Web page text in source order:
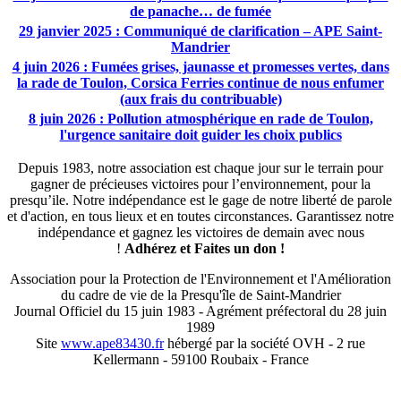
de panache… de fumée
29 janvier 2025 : Communiqué de clarification – APE Saint-
Mandrier
4 juin 2026 : Fumées grises, jaunasse et promesses vertes, dans
la rade de Toulon, Corsica Ferries continue de nous enfumer
(aux frais du contribuable)
8 juin 2026 : Pollution atmosphérique en rade de Toulon,
l'urgence sanitaire doit guider les choix publics
Depuis 1983, notre association est chaque jour sur le terrain pour
gagner de précieuses victoires pour l’environnement, pour la
presqu’ile. Notre indépendance est le gage de notre liberté de parole
et d'action, en tous lieux et en toutes circonstances. Garantissez notre
indépendance et gagnez les victoires de demain avec nous
! Adhérez et Faites un don !
Association pour la Protection de l'Environnement et l'Amélioration
du cadre de vie de la Presqu'île de Saint-Mandrier
Journal Officiel du 15 juin 1983 - Agrément préfectoral du 28 juin
1989
Site www.ape83430.frhébergé par la société OVH - 2 rue
Kellermann - 59100 Roubaix - France